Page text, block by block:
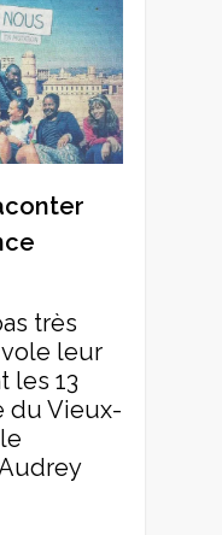
très
leur
les 13
du Vieux-